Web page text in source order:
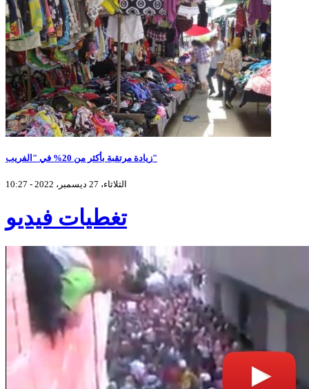
زيادة مرتقبة بأكثر من 20% في "الفريب"
الثلاثاء، 27 ديسمبر، 2022 - 10:27
تغطيات فيديو